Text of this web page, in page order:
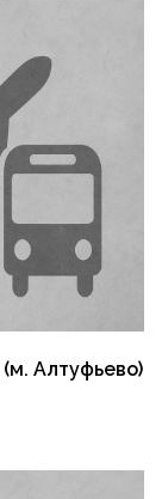
Алтуфьево)